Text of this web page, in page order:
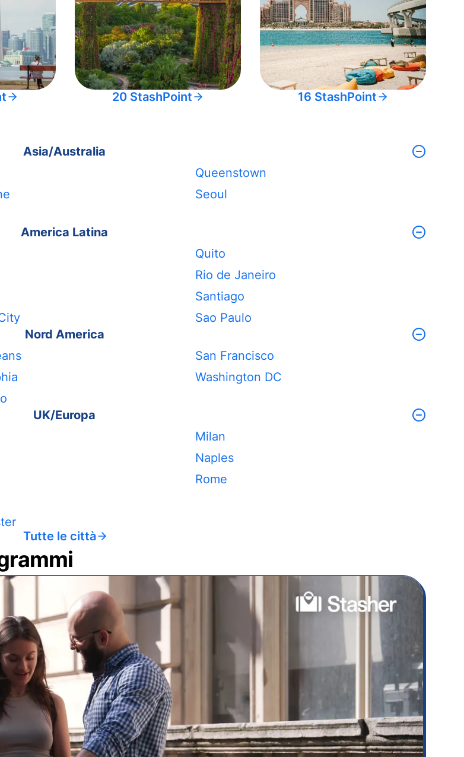
20 StashPoint 16 StashPoint
Asia/Australia
Queenstown
Seoul
America Latina
Quito
Rio de Janeiro
Santiago
Sao Paulo
Nord America
San Francisco
Washington DC
UK/Europa
Milan
Naples
Rome
Tutte le città